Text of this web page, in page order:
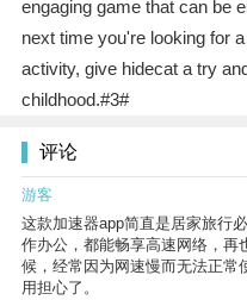
engaging game that can be
next time you're looking for
activity, give hidecat a try
childhood.#3#
评论
游客
这款加速器app简直是居家旅行
作办公，都能畅享高速网络，再
候，经常因为网速慢而无法正常
用担心了。